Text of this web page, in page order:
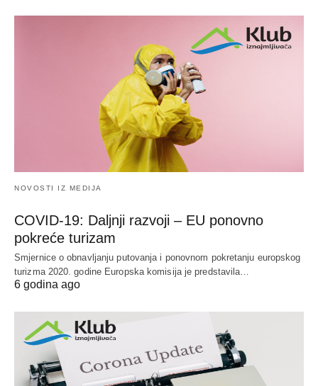
NOVOSTI IZ MEDIJA
COVID-19: Daljnji razvoji – EU ponovno
pokreće turizam
Smjernice o obnavljanju putovanja i ponovnom pokretanju europskog
turizma 2020. godine Europska komisija je predstavila…
6 godina ago